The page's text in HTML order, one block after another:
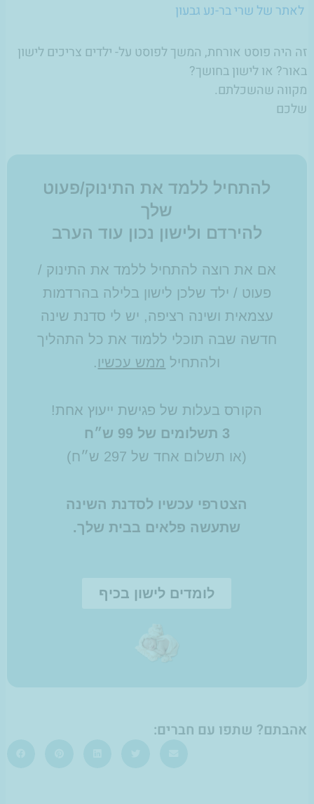
לאתר של שרי בר-נע גבעון
זה היה פוסט אורחת, המשך לפוסט על- ילדים צריכים לישון
באור? או לישון בחושך?
מקווה שהשכלתם.
שלכם
להתחיל ללמד את התינוק/פעוט
שלך
להירדם ולישון נכון עוד הערב
אם את רוצה להתחיל ללמד את התינוק /
פעוט / ילד שלכן לישון בלילה בהרדמות
עצמאית ושינה רציפה, יש לי סדנת שינה
חדשה שבה תוכלי ללמוד את כל התהליך
ולהתחיל ממש עכשיו.
הקורס בעלות של פגישת ייעוץ אחת!
3 תשלומים של 99 ש״ח
(או תשלום אחד של 297 ש״ח)
הצטרפי עכשיו לסדנת השינה
שתעשה פלאים בבית שלך.
לומדים לישון בכיף
אהבתם? שתפו עם חברים: